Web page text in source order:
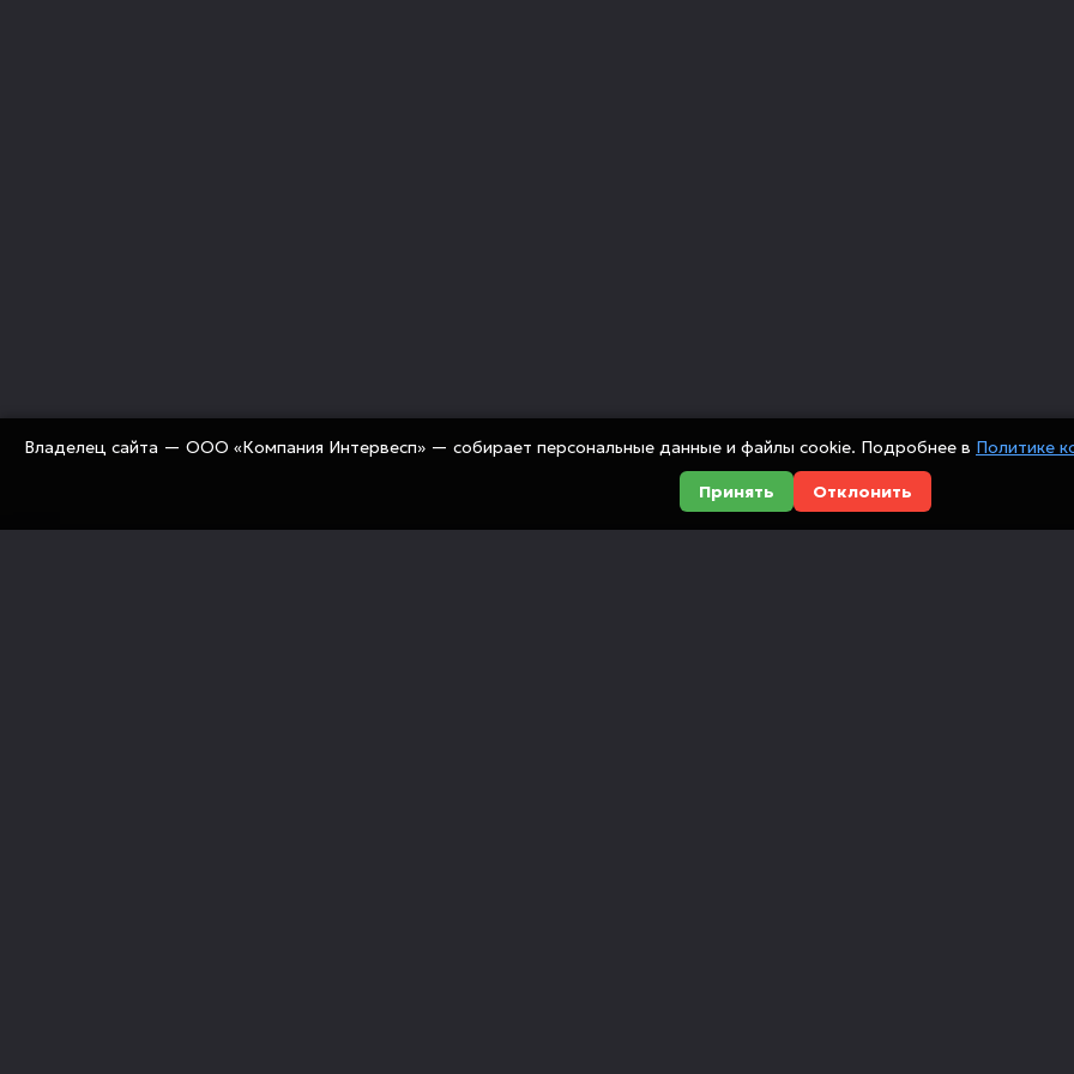
Владелец сайта — ООО «Компания Интервесп» — собирает персональные данные и файлы cookie. Подробнее в Политике
Принять Отклонить